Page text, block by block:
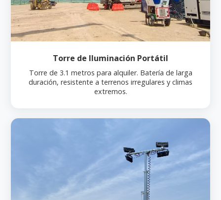
Torre de Iluminación Portátil
Torre de 3.1 metros para alquiler. Batería de larga
duración, resistente a terrenos irregulares y climas
extremos.